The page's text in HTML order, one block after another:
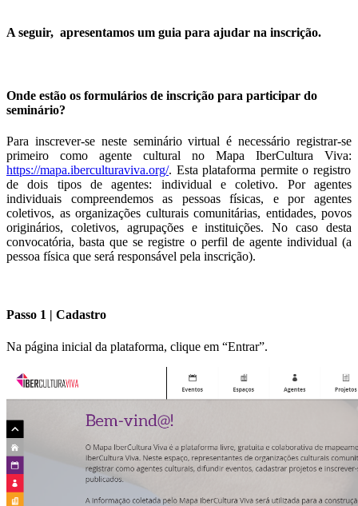
A seguir, apresentamos um guia para ajudar na inscrição.
Onde estão os formulários de inscrição para participar do
seminário?
Para inscrever-se neste seminário virtual é necessário registrar-se
primeiro como agente cultural no Mapa IberCultura Viva:
https://mapa.iberculturaviva.org/. Esta plataforma permite o registro
de dois tipos de agentes: individual e coletivo. Por agentes
individuais compreendemos as pessoas físicas, e por agentes
coletivos, as organizações culturais comunitárias, entidades, povos
originários, coletivos, agrupações e instituições. No caso desta
convocatória, basta que se registre o perfil de agente individual (a
pessoa física que será responsável pela inscrição).
Passo 1 | Cadastro
Na página inicial da plataforma, clique em “Entrar”.